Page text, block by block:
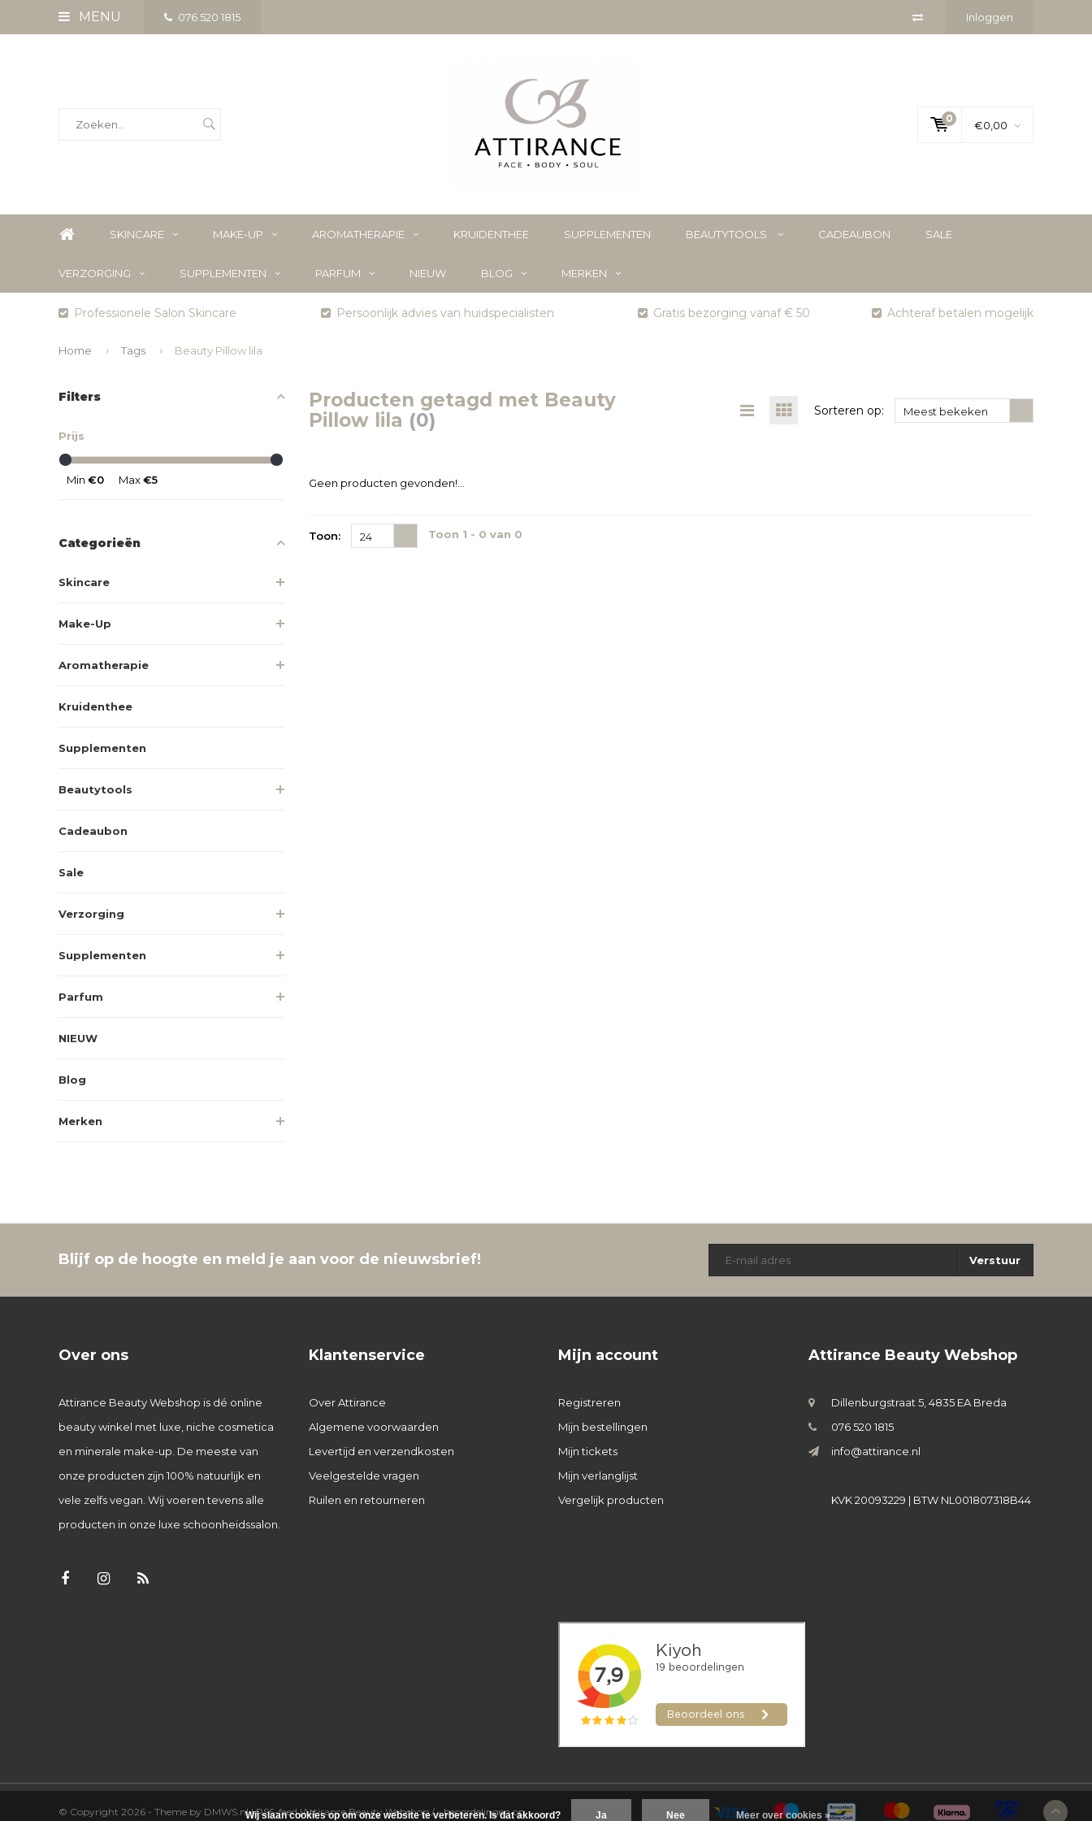
MENU 076 520 1815 Inloggen
0
€0,00
SKINCARE MAKE-UP AROMATHERAPIE KRUIDENTHEE SUPPLEMENTEN BEAUTYTOOLS CADEAUBON SALE
VERZORGING SUPPLEMENTEN PARFUM NIEUW BLOG MERKEN
Professionele Salon Skincare Persoonlijk advies van huidspecialisten Gratis bezorging vanaf € 50 Achteraf betalen mogelijk
Home Tags Beauty Pillow lila
Filters
Prijs
Min €0 Max€5
Categorieën
Skincare
Make-Up
Aromatherapie
Kruidenthee
Supplementen
Beautytools
Cadeaubon
Sale
Verzorging
Supplementen
Parfum
NIEUW
Blog
Merken
Producten getagd met Beauty
Pillow lila (0) Sorteren op: Meest bekeken
Geen producten gevonden!...
Toon: 24 Toon 1 - 0 van 0
Blijf op de hoogte en meld je aan voor de nieuwsbrief! Verstuur
Over ons
Attirance Beauty Webshop is dé online
beauty winkel met luxe, niche cosmetica
en minerale make-up. De meeste van
onze producten zijn 100% natuurlijk en
vele zelfs vegan. Wij voeren tevens alle
producten in onze luxe schoonheidssalon.
Klantenservice
Over Attirance
Algemene voorwaarden
Levertijd en verzendkosten
Veelgestelde vragen
Ruilen en retourneren
Mijn account
Registreren
Mijn bestellingen
Mijn tickets
Mijn verlanglijst
Vergelijk producten
Attirance Beauty Webshop
Dillenburgstraat 5, 4835 EA Breda
076 520 1815
info@attirance.nl
KVK 20093229 | BTW NL001807318B44
© Copyright 2026 - Theme by DMWS.nl|RSS-feed|Attirance Beauty Webshop /-beoordelingen op
Wij slaan cookies op om onze website te verbeteren. Is dat akkoord? Ja Nee Meer over cookies »